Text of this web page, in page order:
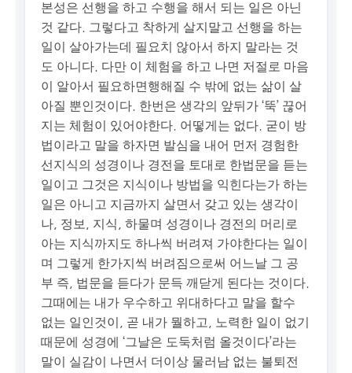
본성은 선행을 하고 수행을 해서 되는 일은 아닌
것 같다. 그렇다고 착하게 살지말고 선행을 하는
일이 살아가는데 필요치 않아서 하지 말라는 것
도 아니다. 다만 이 체험을 하고 나면 저절로 마음
이 알아서 필요하면행해질 수 밖에 없는 삶이 살
아질 뿐인것이다. 한번은 생각의 앞뒤가 ‘뚝’ 끊어
지는 체험이 있어야한다. 어떻게는 없다. 굳이 방
법이라고 말을 하자면 발심을 내어 먼저 경험한
선지식의 성경이나 경전을 토대로 한법문을 듣는
일이고 그것은 지식이나 방법을 익힌다는가 하는
일은 아니고 지금까지 살면서 갖고 있는 생각이
나, 정보, 지식, 하물며 성경이나 경전의 머리로
아는 지식까지도 하나씩 버려져 가야한다는 일이
며 그렇게 한가지씩 버려짐으로써 어느날 그 공
부 즉, 법문을 듣다가 문득 깨닫게 된다는 것이다.
그때에는 내가 우수하고 위대하다고 말을 할수
없는 일인것이, 곧 내가 뭘하고, 노력한 일이 없기
때문에 성경에 ‘그날은 도둑처럼 올것이다’라는
말이 실감이 나면서 더이상 물러남 없는 불퇴전